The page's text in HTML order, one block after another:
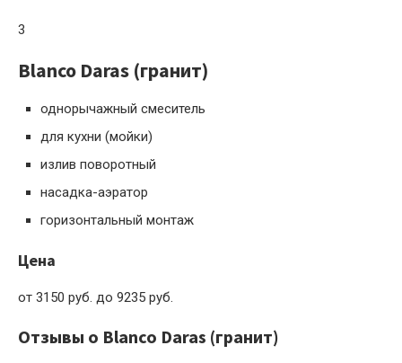
3
Blanco Daras (гранит)
однорычажный смеситель
для кухни (мойки)
излив поворотный
насадка-аэратор
горизонтальный монтаж
Цена
от 3150 руб. до 9235 руб.
Отзывы о Blanco Daras (гранит)